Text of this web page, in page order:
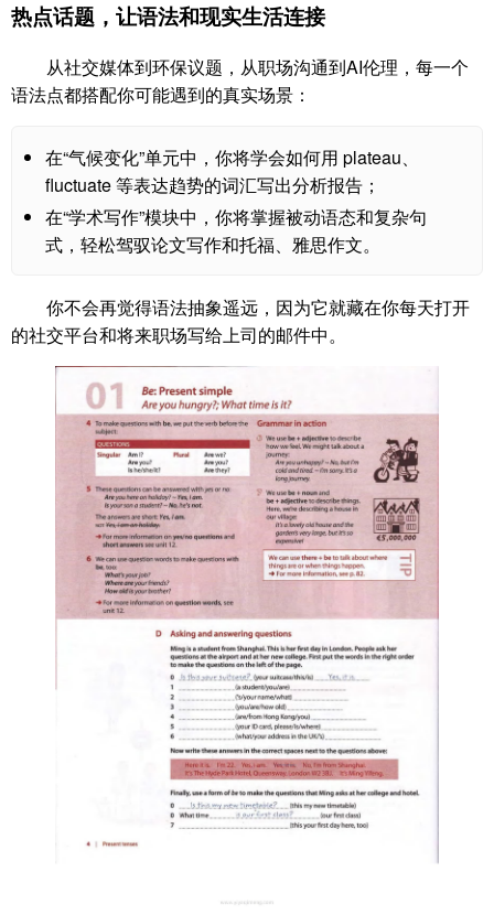
热点话题，让语法和现实生活连接
从社交媒体到环保议题，从职场沟通到AI伦理，每一个
语法点都搭配你可能遇到的真实场景：
在“气候变化”单元中，你将学会如何用 plateau、
fluctuate 等表达趋势的词汇写出分析报告；
在“学术写作”模块中，你将掌握被动语态和复杂句
式，轻松驾驭论文写作和托福、雅思作文。
你不会再觉得语法抽象遥远，因为它就藏在你每天打开
的社交平台和将来职场写给上司的邮件中。